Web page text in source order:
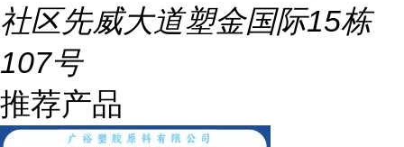
社区先威大道塑金国际15栋
107号
推荐产品